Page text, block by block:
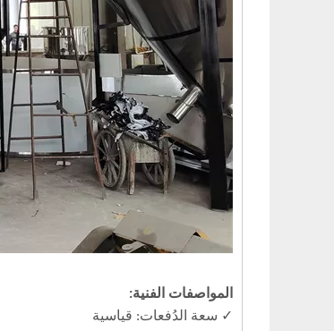
المواصفات الفنية:
✓ سعة الدُفعات: قياسية